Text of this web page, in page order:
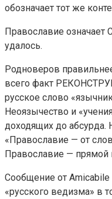
обозначает тот же
Православие означает
удалось.
Родноверов
всего факт
русское слово
Неоязычество и
доходящих до абсурда.
«Православие — от
Православие — прямой
Сообщение от
«русского ведизма» в